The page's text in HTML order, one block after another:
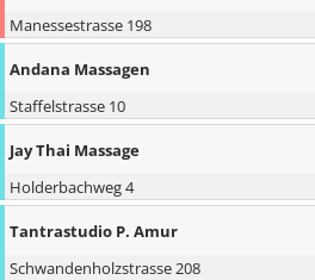
Manessestrasse 198
Andana Massagen
Staffelstrasse 10
Jay Thai Massage
Holderbachweg 4
Tantrastudio P. Amur
Schwandenholzstrasse 208